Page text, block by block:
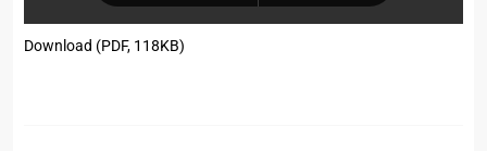
Download (PDF, 118KB)